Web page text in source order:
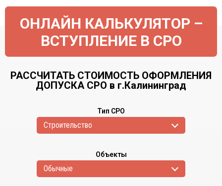
Набережные Челны
Нижний Новгород
Нижний Тагил
Ярославль
ОНЛАЙН КАЛЬКУЛЯТОР –
ВСТУПЛЕНИЕ В СРО
РАССЧИТАТЬ СТОИМОСТЬ ОФОРМЛЕНИЯ
ДОПУСКА СРО в г.Калининград
Тип СРО
Cтроительство
Объекты
Обычные